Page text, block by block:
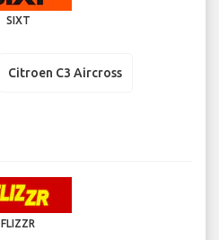
SIXT
Citroen C3 Aircross
FLIZZR